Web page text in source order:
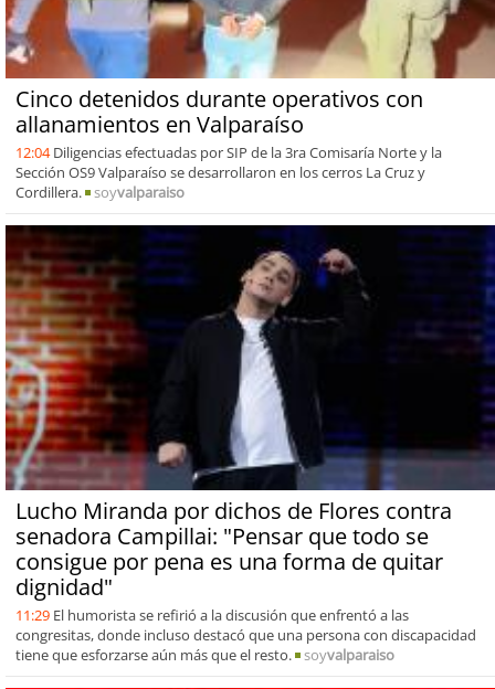
Cinco detenidos durante operativos con
allanamientos en Valparaíso
12:04 Diligencias efectuadas por SIP de la 3ra Comisaría Norte y la
Sección OS9 Valparaíso se desarrollaron en los cerros La Cruz y
Cordillera.
soyvalparaiso
Lucho Miranda por dichos de Flores contra
senadora Campillai: "Pensar que todo se
consigue por pena es una forma de quitar
dignidad"
11:29 El humorista se refirió a la discusión que enfrentó a las
congresitas, donde incluso destacó que una persona con discapacidad
tiene que esforzarse aún más que el resto.
soyvalparaiso